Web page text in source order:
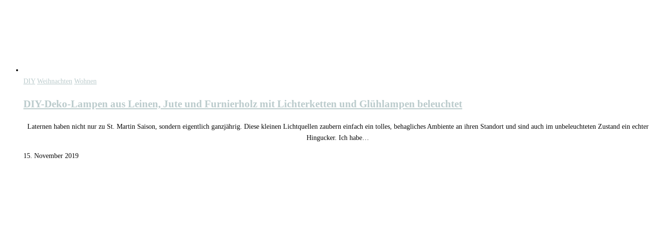
DIY Weihnachten Wohnen
DIY-Deko-Lampen aus Leinen, Jute und Furnierholz mit Lichterketten und Glühlampen beleuchtet
Laternen haben nicht nur zu St. Martin Saison, sondern eigentlich ganzjährig. Diese kleinen Lichtquellen zaubern einfach ein tolles, behagliches Ambiente an ihren Standort und sind auch im unbeleuchteten Zustand ein echter
Hingucker. Ich habe…
15. November 2019